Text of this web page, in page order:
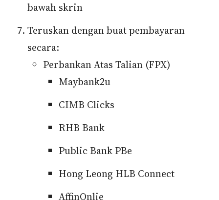
bawah skrin
Teruskan dengan buat pembayaran
secara:
Perbankan Atas Talian (FPX)
Maybank2u
CIMB Clicks
RHB Bank
Public Bank PBe
Hong Leong HLB Connect
AffinOnlie